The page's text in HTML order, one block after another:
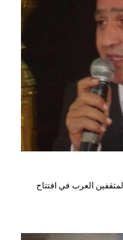
العرب في افتتاح